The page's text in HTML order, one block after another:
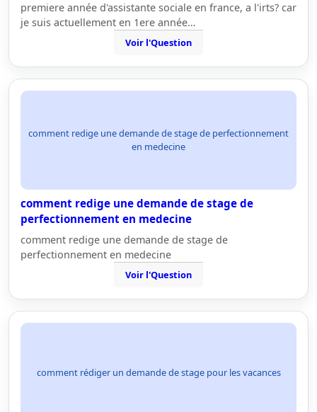
premiere année d'assistante sociale en france, a l'irts? car
je suis actuellement en 1ere année…
Voir l'Question
comment redige une demande de stage de perfectionnement
en medecine
comment redige une demande de stage de
perfectionnement en medecine
comment redige une demande de stage de
perfectionnement en medecine
Voir l'Question
comment rédiger un demande de stage pour les vacances